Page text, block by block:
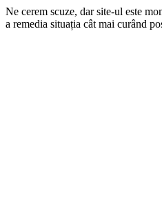
Ne cerem scuze, dar site-ul este
a remedia situația cât mai curând